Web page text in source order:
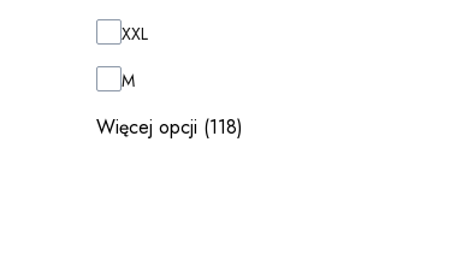
XXL
M
Więcej opcji (118)